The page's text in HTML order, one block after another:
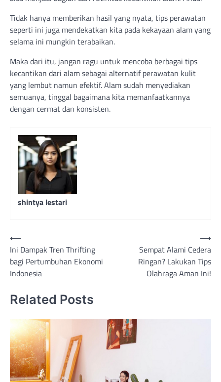
Tidak hanya memberikan hasil yang nyata, tips perawatan
seperti ini juga mendekatkan kita pada kekayaan alam yang
selama ini mungkin terabaikan.
Maka dari itu, jangan ragu untuk mencoba berbagai tips
kecantikan dari alam sebagai alternatif perawatan kulit
yang lembut namun efektif. Alam sudah menyediakan
semuanya, tinggal bagaimana kita memanfaatkannya
dengan cermat dan konsisten.
shintya lestari
Navigasi
pos
⟵
Ini Dampak Tren Thrifting
bagi Pertumbuhan Ekonomi
Indonesia
Sempat Alami Cedera
Ringan? Lakukan Tips
Olahraga Aman Ini!
⟶
Related Posts